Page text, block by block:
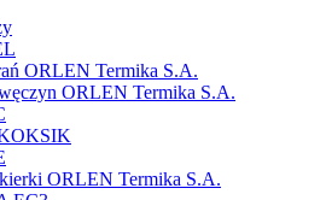
ORLEN Termika S.A.
ORLEN Termika S.A.
ORLEN Termika S.A.